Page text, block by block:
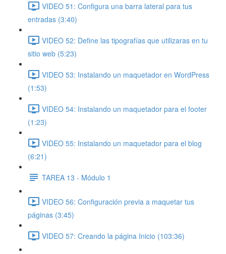
VIDEO 51: Configura una barra lateral para tus
entradas (3:40)
VIDEO 52: Define las tipografías que utilizaras en tu
sitio web (5:23)
VIDEO 53: Instalando un maquetador en WordPress
(1:53)
VIDEO 54: Instalando un maquetador para el footer
(1:23)
VIDEO 55: Instalando un maquetador para el blog
(6:21)
TAREA 13 - Módulo 1
VIDEO 56: Configuración previa a maquetar tus
páginas (3:45)
VIDEO 57: Creando la página Inicio (103:36)